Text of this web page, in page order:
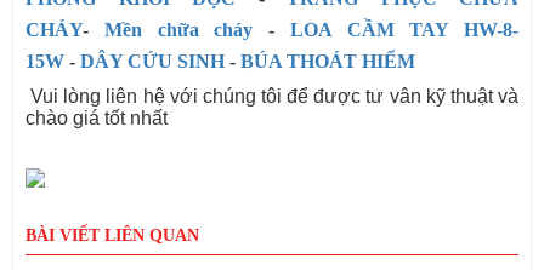
CHÁY- Mền chữa cháy - LOA CẦM TAY HW-8-
15W - DÂY CỨU SINH - BÚA THOÁT HIỂM
Vui lòng liên hệ với chúng tôi để được tư vân kỹ thuật và
chào giá tốt nhất
BÀI VIẾT LIÊN QUAN